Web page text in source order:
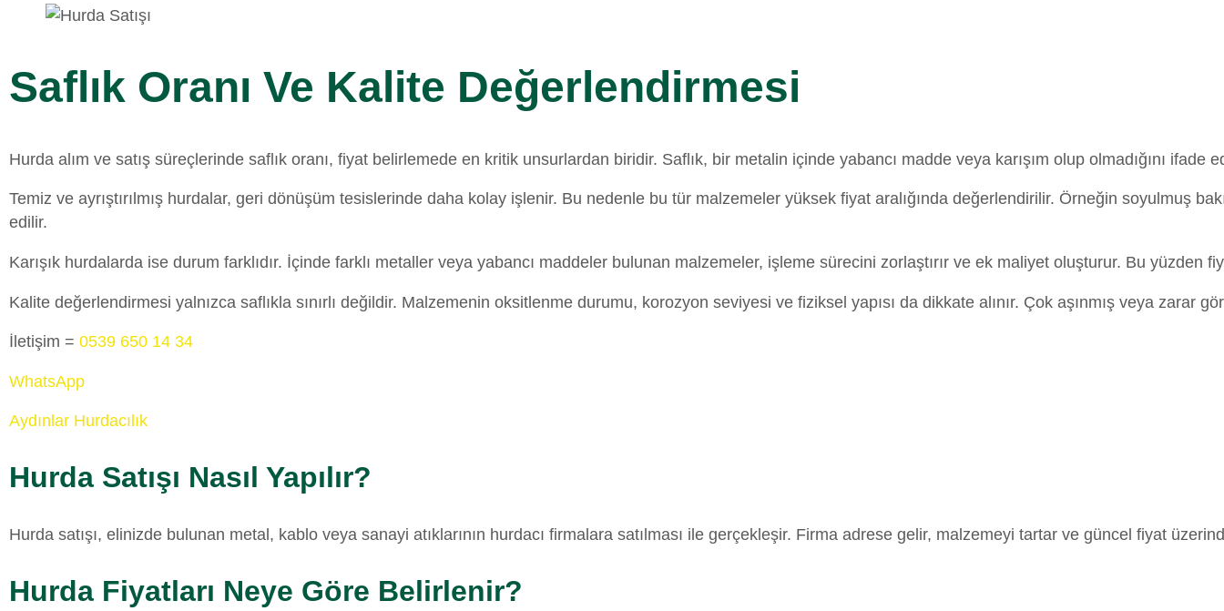
Saflık Oranı Ve Kalite Değerlendirmesi
Hurda alım ve satış süreçlerinde saflık oranı, fiyat belirlemede en kritik unsurlardan biridir. Saflık, bir metalin içinde yabancı madde veya karışım olup olmadığını
Temiz ve ayrıştırılmış hurdalar, geri dönüşüm tesislerinde daha kolay işlenir. Bu nedenle bu tür malzemeler yüksek fiyat aralığında değerlendirilir. Örneğin soyulmuş
edilir.
Karışık hurdalarda ise durum farklıdır. İçinde farklı metaller veya yabancı maddeler bulunan malzemeler, işleme sürecini zorlaştırır ve ek maliyet oluşturur. Bu yüzden
Kalite değerlendirmesi yalnızca saflıkla sınırlı değildir. Malzemenin oksitlenme durumu, korozyon seviyesi ve fiziksel yapısı da dikkate alınır. Çok aşınmış veya zarar
İletişim = 0539 650 14 34
WhatsApp
Aydınlar Hurdacılık
Hurda Satışı Nasıl Yapılır?
Hurda satışı, elinizde bulunan metal, kablo veya sanayi atıklarının hurdacı firmalara satılması ile gerçekleşir. Firma adrese gelir, malzemeyi tartar ve güncel fiyat
Hurda Fiyatları Neye Göre Belirlenir?